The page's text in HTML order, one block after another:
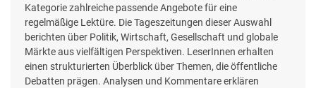
Kategorie zahlreiche passende Angebote für eine
regelmäßige Lektüre. Die Tageszeitungen dieser Auswahl
berichten über Politik, Wirtschaft, Gesellschaft und globale
Märkte aus vielfältigen Perspektiven. LeserInnen erhalten
einen strukturierten Überblick über Themen, die öffentliche
Debatten prägen. Analysen und Kommentare erklären